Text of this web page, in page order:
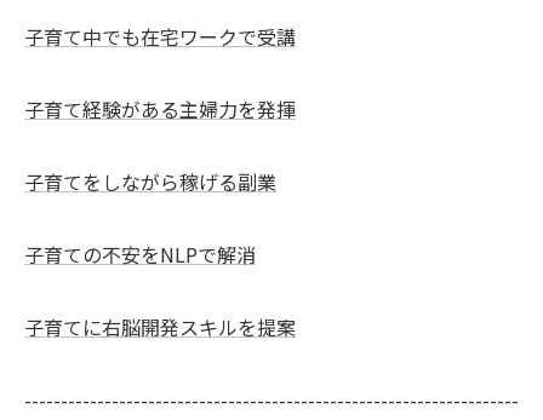
子育て中でも在宅ワークで受講
子育て経験がある主婦力を発揮
子育てをしながら稼げる副業
子育ての不安をNLPで解消
子育てに右脳開発スキルを提案
--------------------------------------------------------------------